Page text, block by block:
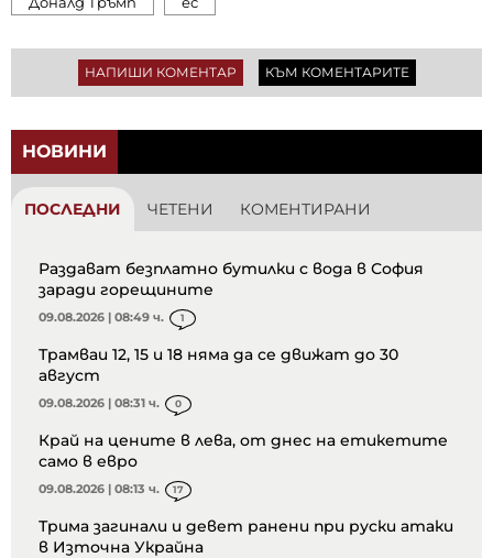
НАПИШИ КОМЕНТАР КЪМ КОМЕНТАРИТЕ
НОВИНИ
ПОСЛЕДНИ ЧЕТЕНИ КОМЕНТИРАНИ
Раздават безплатно бутилки с вода в София
заради горещините
09.08.2026 | 08:49 ч. 1
Трамваи 12, 15 и 18 няма да се движат до 30
август
09.08.2026 | 08:31 ч. 0
Край на цените в лева, от днес на етикетите
само в евро
09.08.2026 | 08:13 ч. 17
Трима загинали и девет ранени при руски атаки
в Източна Украйна